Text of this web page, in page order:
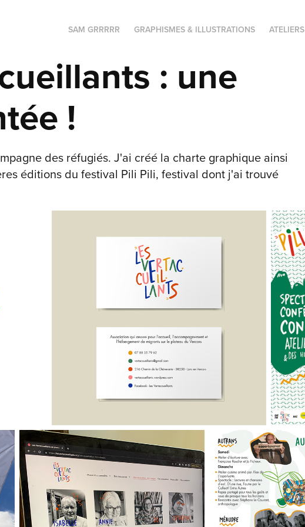
SAM GRRRRR GRAPHISMES & ILLUSTRATIONS ATELIERS
: une
!
des réfugiés. J'ai créé la charte graphique ainsi
éditions du festival Pili Pili, festival dont j'ai trouvé